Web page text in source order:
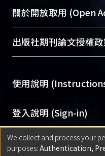
成果。
To permanently
profiles and scholarly
services of “NTU
Sciences Library)
關於開放取用 (Open
開放取用是從使用者
動，應用在學術研究
用逐年攀升。同時可
Archive）平台。 （點
出版社期刊論文授權
含部分內容的版權
助與合作完成，請
意提供此授權。
Please represent
original work, and
grant the rights to
使用說明
網站簡介(Quickstart
使用手冊
線上預約服務
登入說明 (Sign-in)
方案一：臺灣大學
匯入著作
We collect and process your
purposes: Authentication,